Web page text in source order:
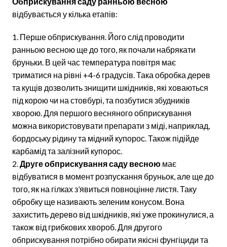
відбувається у кілька етапів:
Перше обприскування. Його слід проводити
ранньою весною ще до того, як почали набрякати
бруньки. В цей час температура повітря має
триматися на рівні +4-6 градусів. Така обробка дерев
та кущів дозволить знищити шкідників, які ховаються
під корою чи на стовбурі, та позбутися збудників
хворою. Для першого весняного обприскування
можна використовувати препарати з міді, наприклад,
бордоську рідину та мідний купорос. Також підійде
карбамід та залізний купорос.
Друге обприскування саду весною має
відбуватися в момент розпускання бруньок, але ще до
того, як на гілках з’явиться повноцінне листя. Таку
обробку ще називають зеленим конусом. Вона
захистить дерево від шкідників, які уже прокинулися, а
також від грибкових хвороб. Для другого
обприскування потрібно обирати якісні фунгіциди та